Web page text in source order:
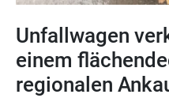
Unfallwagen
einem
regionalen